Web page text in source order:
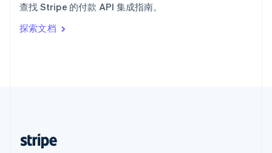
查找 Stripe 的付款 API 集成指南。
探索文档
ItalianoEnglish
印度
English